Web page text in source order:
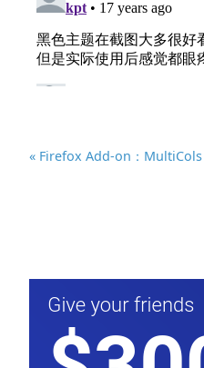
« Firefox Add-on：MultiCols